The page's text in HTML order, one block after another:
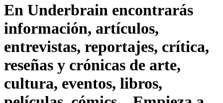
En Underbrain encontrarás
información, artículos,
entrevistas, reportajes, crítica,
reseñas y crónicas de arte,
cultura, eventos, libros,